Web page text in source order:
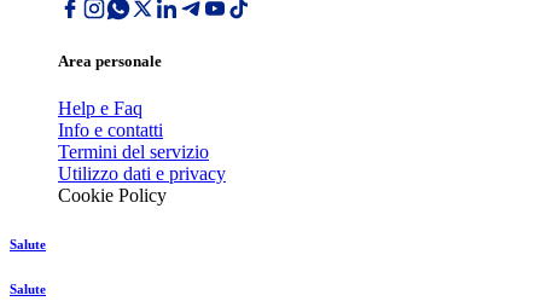
Area personale
Help e Faq
Info e contatti
Termini del servizio
Utilizzo dati e privacy
Cookie Policy
Salute
Salute